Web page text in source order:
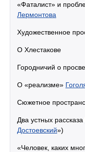
«Фаталист» и
Лермонтова
Художественное
О Хлестакове
Городничий о
О «реализме»
Сюжетное
Два устных рассказа
Достоевский»)
«Человек, каких